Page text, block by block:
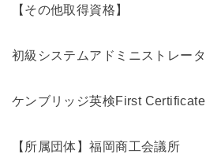
【その他取得資格】
初級システムアドミニストレータ
ケンブリッジ英検First Certificate
【所属団体】福岡商工会議所